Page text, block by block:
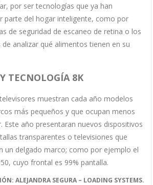
por ser tecnologías que ya han
parte del hogar inteligente, como por
de seguridad de escaneo de retina o los
analizar qué alimentos tienen en su
TECNOLOGÍA 8K
muestran cada año modelos
más pequeños y que ocupan menos
Este año presentaran nuevos dispositivos
transparentes o televisiones que
un delgado marco; como por ejemplo el
cuyo frontal es 99% pantalla.
ALEJANDRA SEGURA – LOADING SYSTEMS.